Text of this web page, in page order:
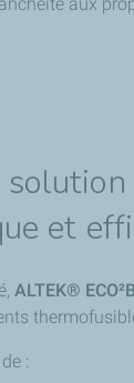
et
ALTEK® ECO²B
: